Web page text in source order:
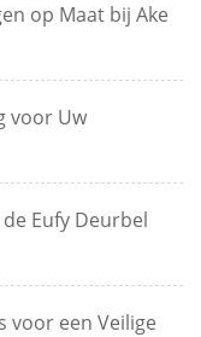
op Maat bij Ake
voor Uw
Eufy Deurbel
voor een Veilige